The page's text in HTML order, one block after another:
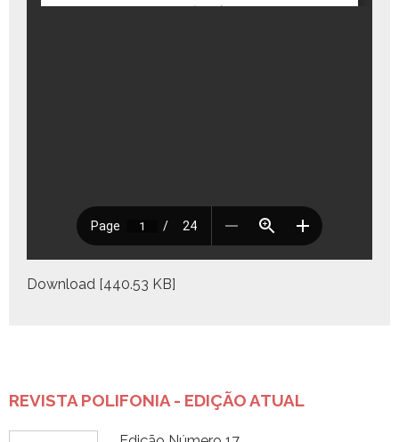
Down­load [440.53 KB]
REVISTA POLIFONIA - EDIÇÃO ATUAL